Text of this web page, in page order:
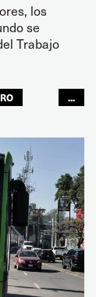
los
se
Trabajo
...